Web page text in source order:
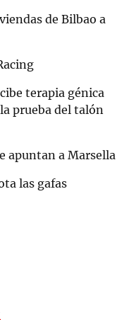
de Bilbao a
terapia génica
prueba del talón
apuntan a Marsella
las gafas